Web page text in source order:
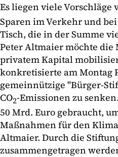
Es liegen viele Vorschläge
Sparen im Verkehr und
Tisch, die in der Summe
Peter Altmaier möchte
privatem Kapital
konkretisierte am Montag
gemeinnützige "Bürger-
CO2-Emissionen zu
50 Mrd. Euro gebraucht,
Maßnahmen für den
Altmaier. Durch die
zusammengetragen